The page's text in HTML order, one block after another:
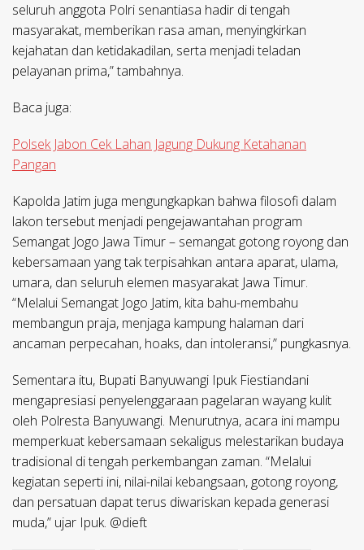
seluruh anggota Polri senantiasa hadir di tengah
masyarakat, memberikan rasa aman, menyingkirkan
kejahatan dan ketidakadilan, serta menjadi teladan
pelayanan prima,” tambahnya.
Baca juga:
Polsek Jabon Cek Lahan Jagung Dukung Ketahanan
Pangan
Kapolda Jatim juga mengungkapkan bahwa filosofi dalam
lakon tersebut menjadi pengejawantahan program
Semangat Jogo Jawa Timur – semangat gotong royong dan
kebersamaan yang tak terpisahkan antara aparat, ulama,
umara, dan seluruh elemen masyarakat Jawa Timur.
“Melalui Semangat Jogo Jatim, kita bahu-membahu
membangun praja, menjaga kampung halaman dari
ancaman perpecahan, hoaks, dan intoleransi,” pungkasnya.
Sementara itu, Bupati Banyuwangi Ipuk Fiestiandani
mengapresiasi penyelenggaraan pagelaran wayang kulit
oleh Polresta Banyuwangi. Menurutnya, acara ini mampu
memperkuat kebersamaan sekaligus melestarikan budaya
tradisional di tengah perkembangan zaman. “Melalui
kegiatan seperti ini, nilai-nilai kebangsaan, gotong royong,
dan persatuan dapat terus diwariskan kepada generasi
muda,” ujar Ipuk. @dieft